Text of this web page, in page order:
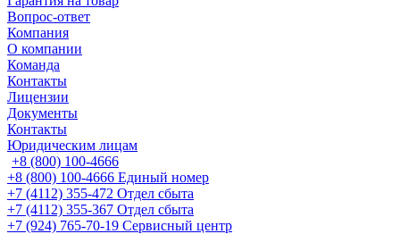
Вопрос-ответ
Компания
О компании
Команда
Контакты
Лицензии
Документы
Контакты
Юридическим лицам
+8 (800) 100-4666
+8 (800) 100-4666 Единый номер
+7 (4112) 355-472 Отдел сбыта
+7 (4112) 355-367 Отдел сбыта
+7 (924) 765-70-19 Сервисный центр